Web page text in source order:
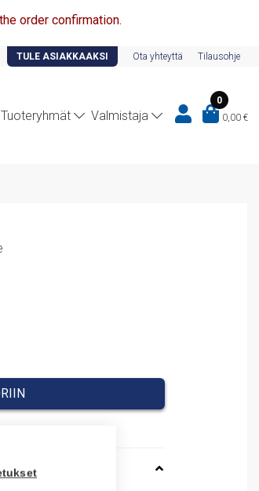
order confirmation.
TULE ASIAKKAAKSI Ota yhteyttä Tilausohje
Tuoteryhmät Valmistaja
0
0,00 €